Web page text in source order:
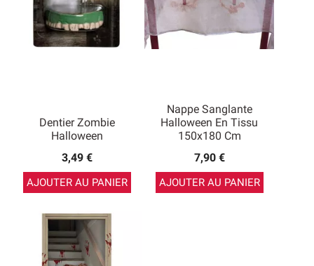
Dentier Zombie
Halloween
3,49 €
AJOUTER AU PANIER
Nappe Sanglante
Halloween En Tissu
150x180 Cm
7,90 €
AJOUTER AU PANIER